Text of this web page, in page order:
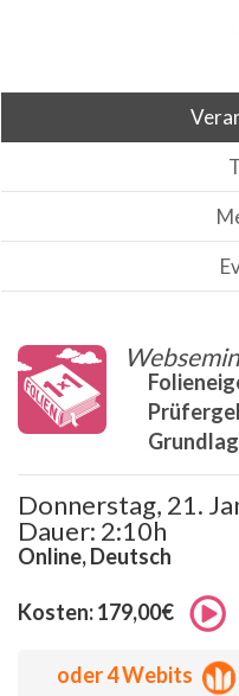
Donnerstag, 21.
Dauer: 2:10h
Online, Deutsch
Kosten: 179,00€
oder4 Webits